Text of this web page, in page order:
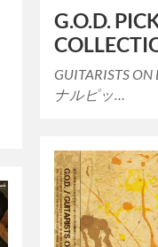
G.O.D.
GUITARISTS
ナルピッ…